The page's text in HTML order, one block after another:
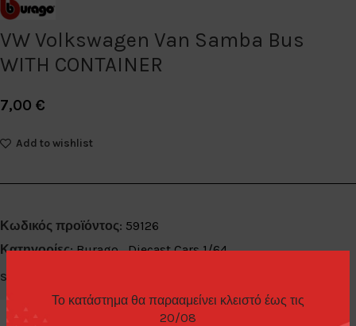
Το κατάστημα θα παρααμείνει κλειστό έως τις
20/08
VW Volkswagen Van Samba Bus
WITH CONTAINER
7,00 €
Add to wishlist
Κωδικός προϊόντος: 59126
Κατηγορίες: Burago, Diecast Cars 1/64
Share: